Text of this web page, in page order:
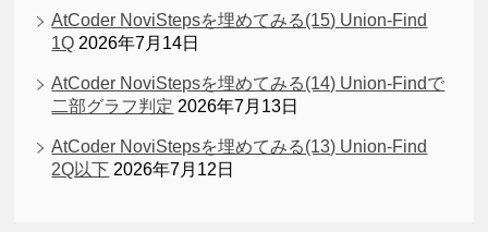
AtCoder NoviStepsを埋めてみる(15) Union-Find
1Q 2026年7月14日
AtCoder NoviStepsを埋めてみる(14) Union-Findで
二部グラフ判定 2026年7月13日
AtCoder NoviStepsを埋めてみる(13) Union-Find
2Q以下 2026年7月12日